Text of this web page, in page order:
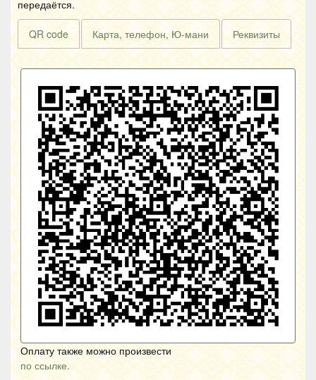
передаётся.
QR code Карта, телефон, Ю-мани Реквизиты
Оплату также можно произвести
по ссылке.